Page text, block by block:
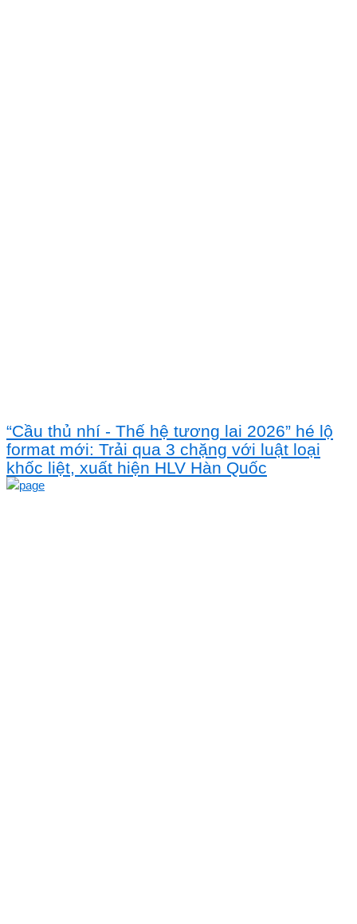
“Cầu thủ nhí - Thế hệ tương lai 2026” hé lộ
format mới: Trải qua 3 chặng với luật loại
khốc liệt, xuất hiện HLV Hàn Quốc